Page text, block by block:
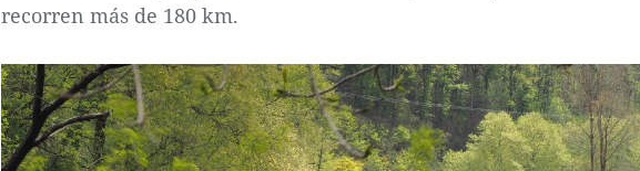
recorren más de 180 km.